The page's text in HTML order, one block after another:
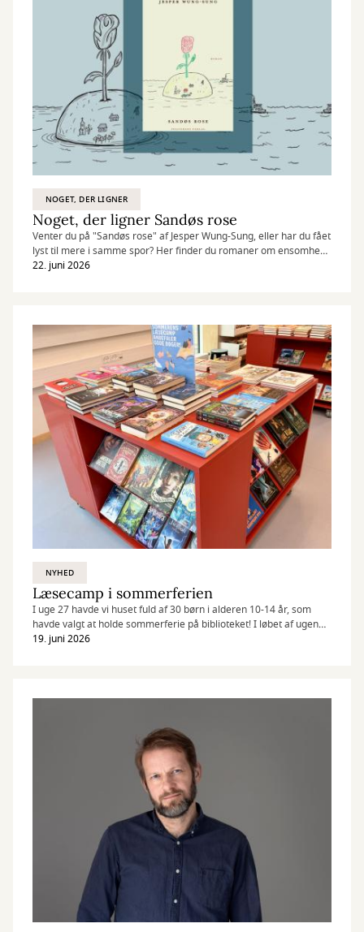
NOGET, DER LIGNER
Noget, der ligner Sandøs rose
Venter du på "Sandøs rose" af Jesper Wung-Sung, eller har du fået
lyst til mere i samme spor? Her finder du romaner om ensomhed,
længsel og historier, der bliver set fra nye vinkler.
22. juni 2026
NYHED
Læsecamp i sommerferien
I uge 27 havde vi huset fuld af 30 børn i alderen 10-14 år, som
havde valgt at holde sommerferie på biblioteket! I løbet af ugen
besøgte vi Forlaget COBOLT, mødte børnebogsforfatter Kim Ace
og her på siden kan I finde børnenes allerbedste boganbefalinger!
19. juni 2026